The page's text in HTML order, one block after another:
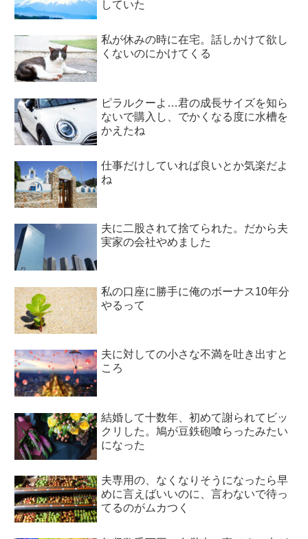
していた
私が休みの時に在宅。話しかけて欲し
くないのにかけてくる
ピラルクーよ…君の成長サイズを知ら
ないで購入し、でかくなる度に水槽を
かえたね
仕事だけしていれば良いとか気楽だよ
ね
夫に二股されて捨てられた。だから夫
実家の会社やめました
私の口座に勝手に俺のボーナス10年分
やるって
夫に対しての小さな不満を吐き出すと
ころ
結婚して十数年、初めて謝られてビッ
クリした。鳩が豆鉄砲喰らったみたい
になった
夫専用の、なくなりそうになったら早
めに言えばいいのに、言わないで待っ
てるのがムカつく